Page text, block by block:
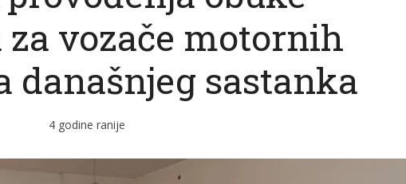
vozače motornih
današnjeg sastanka
4 godine ranije